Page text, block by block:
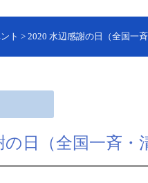
ト > 2020 水辺感謝の日（全国一
の日（全国一斉・